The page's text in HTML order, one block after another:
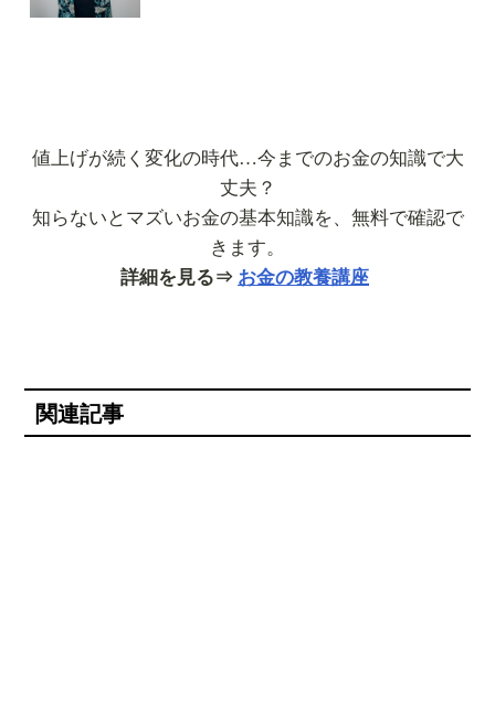
値上げが続く変化の時代…今までのお金の知識で大
丈夫？
知らないとマズいお金の基本知識を、無料で確認で
きます。
詳細を見る⇒ お金の教養講座
関連記事